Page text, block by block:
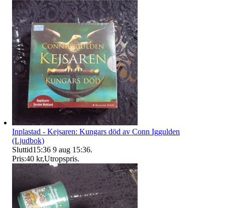
Inplastad - Kejsaren: Kungars död av Conn Iggulden
(Ljudbok)
Sluttid15:36 9 aug 15:36.
Pris:40 kr,Utropspris.